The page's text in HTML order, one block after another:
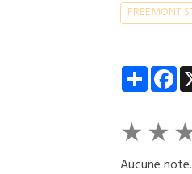
FREEMONT
★★
Aucune